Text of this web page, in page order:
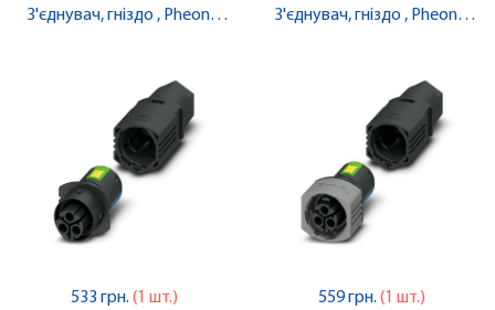
З'єднувач, гніздо , Pheonix
533 грн. (1 шт.)
З'єднувач, гніздо , Pheonix
559 грн. (1 шт.)